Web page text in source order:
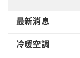
最新消息
冷暖空調